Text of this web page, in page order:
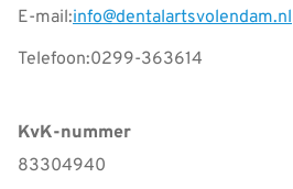
E-mail:info@dentalartsvolendam.nl
Telefoon:0299-363614
KvK-nummer
83304940